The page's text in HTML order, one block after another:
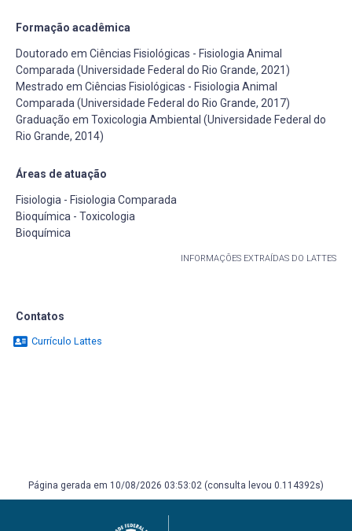
Formação acadêmica
Doutorado em Ciências Fisiológicas - Fisiologia Animal
Comparada (Universidade Federal do Rio Grande, 2021)
Mestrado em Ciências Fisiológicas - Fisiologia Animal
Comparada (Universidade Federal do Rio Grande, 2017)
Graduação em Toxicologia Ambiental (Universidade Federal do
Rio Grande, 2014)
Áreas de atuação
Fisiologia - Fisiologia Comparada
Bioquímica - Toxicologia
Bioquímica
INFORMAÇÕES EXTRAÍDAS DO LATTES
Contatos
Currículo Lattes
Página gerada em 10/08/2026 03:53:02 (consulta levou 0.114392s)